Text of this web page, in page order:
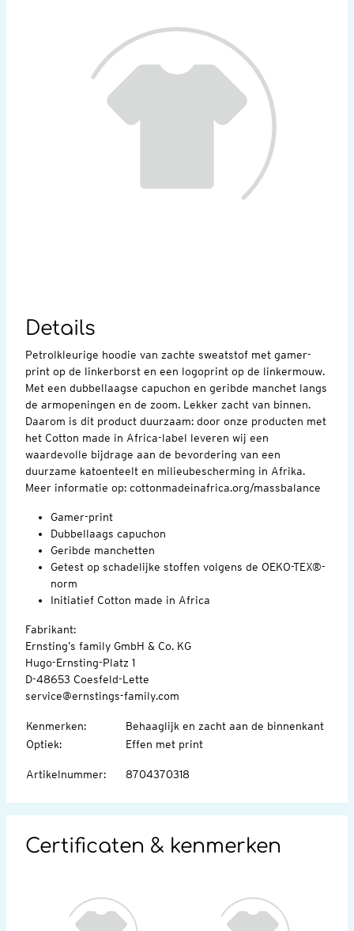
Details
Petrolkleurige hoodie van zachte sweatstof met gamer-
print op de linkerborst en een logoprint op de linkermouw.
Met een dubbellaagse capuchon en geribde manchet langs
de armopeningen en de zoom. Lekker zacht van binnen.
Daarom is dit product duurzaam: door onze producten met
het Cotton made in Africa-label leveren wij een
waardevolle bijdrage aan de bevordering van een
duurzame katoenteelt en milieubescherming in Afrika.
Meer informatie op: cottonmadeinafrica.org/massbalance
Gamer-print
Dubbellaags capuchon
Geribde manchetten
Getest op schadelijke stoffen volgens de OEKO-TEX®-
norm
Initiatief Cotton made in Africa
Fabrikant:
Ernsting’s family GmbH & Co. KG
Hugo-Ernsting-Platz 1
D-48653 Coesfeld-Lette
service@ernstings-family.com
Kenmerken:
Behaaglijk en zacht aan de binnenkant
Optiek: Effen met print
Artikelnummer: 8704370318
Certificaten & kenmerken